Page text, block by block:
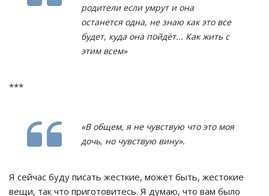
родители если умрут и она
останется одна, не знаю как это все
будет, куда она пойдёт... Как жить с
этим всем»
***
«В общем, я не чувствую что это моя
дочь, но чувствую вину».
Я сейчас буду писать жесткие, может быть, жестокие
вещи, так что приготовитесь. Я думаю, что вам было